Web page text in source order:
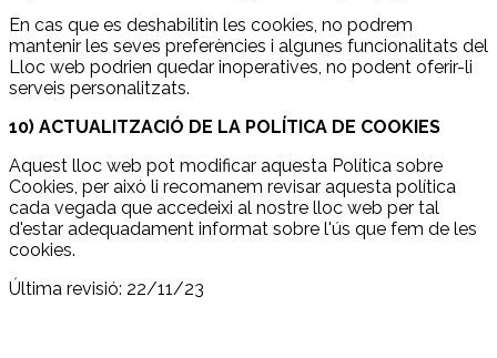
En cas que es deshabilitin les cookies, no podrem
mantenir les seves preferències i algunes funcionalitats del
Lloc web podrien quedar inoperatives, no podent oferir-li
serveis personalitzats.
10) ACTUALITZACIÓ DE LA POLÍTICA DE COOKIES
Aquest lloc web pot modificar aquesta Política sobre
Cookies, per això li recomanem revisar aquesta política
cada vegada que accedeixi al nostre lloc web per tal
d'estar adequadament informat sobre l'ús que fem de les
cookies.
Última revisió: 22/11/23